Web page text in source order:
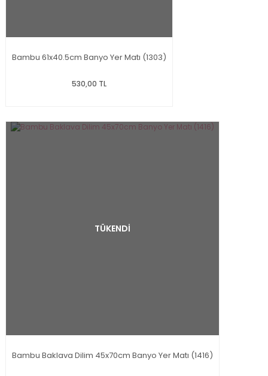
Bambu 61x40.5cm Banyo Yer Matı (1303)
530,00 TL
TÜKENDİ
Bambu Baklava Dilim 45x70cm Banyo Yer Matı (1416)